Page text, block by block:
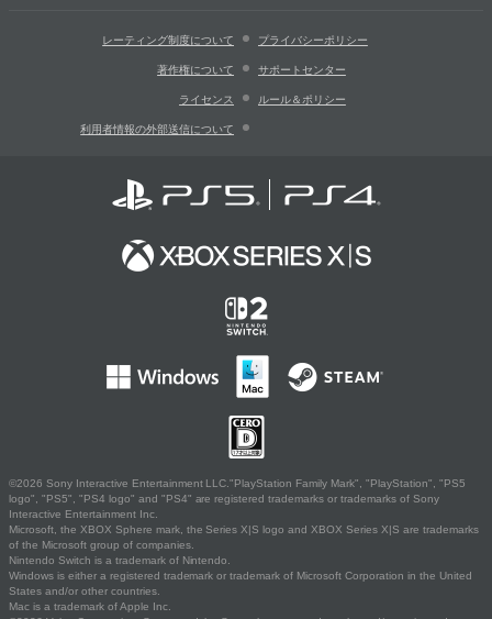
レーティング制度について プライバシーポリシー
著作権について サポートセンター
ライセンス ルール＆ポリシー
利用者情報の外部送信について
©2026 Sony Interactive Entertainment LLC."PlayStation Family Mark", "PlayStation", "PS5
logo", "PS5", "PS4 logo" and "PS4" are registered trademarks or trademarks of Sony
Interactive Entertainment Inc.
Microsoft, the XBOX Sphere mark, the Series X|S logo and XBOX Series X|S are trademarks
of the Microsoft group of companies.
Nintendo Switch is a trademark of Nintendo.
Windows is either a registered trademark or trademark of Microsoft Corporation in the United
States and/or other countries.
Mac is a trademark of Apple Inc.